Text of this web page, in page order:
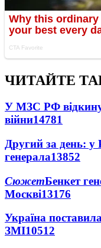
ЧИТАЙТЕ
У МЗС РФ
війни14781
Другий за день:
генерала13852
СюжетБенкет
Москві13176
Україна
ЗМІ10512